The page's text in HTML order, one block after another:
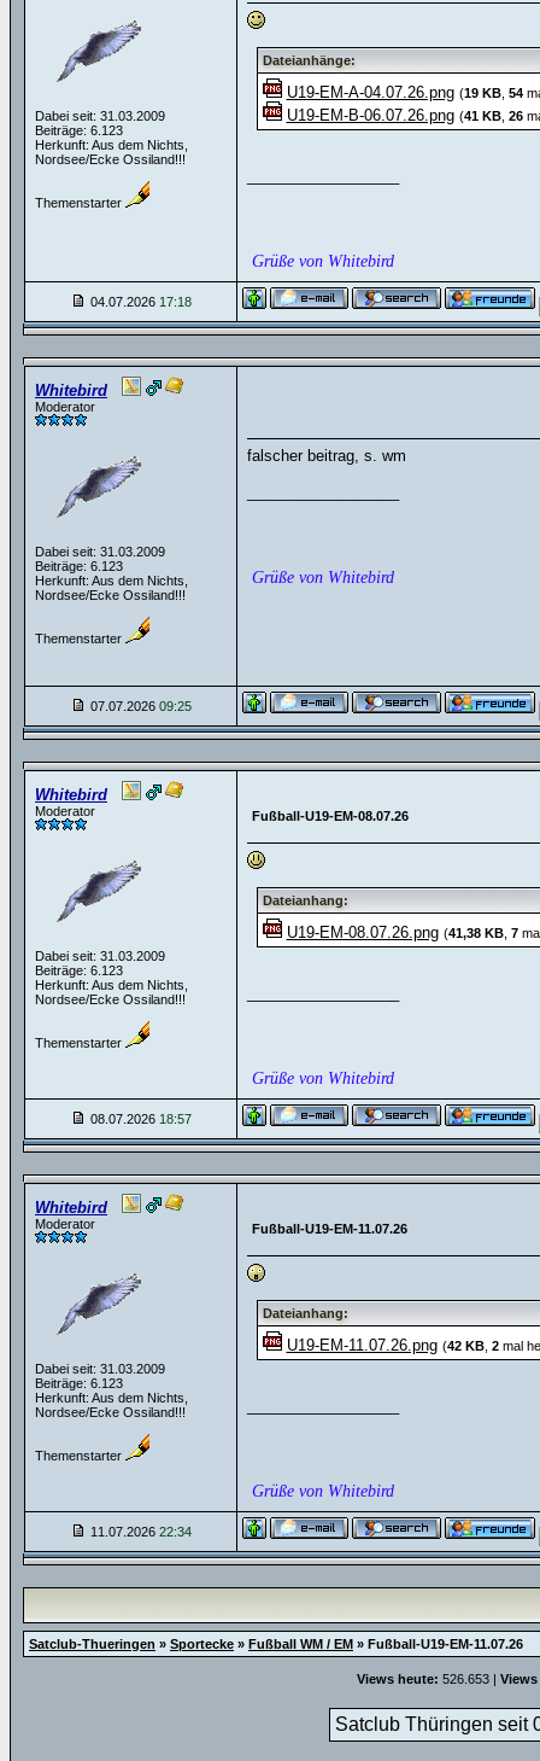
Dabei seit: 31.03.2009
Beiträge: 6.123
Herkunft: Aus dem Nichts,
Nordsee/Ecke Ossiland!!!
Themenstarter
Dateianhänge:
U19-EM-A-04.07.26.png (19 KB, 54
U19-EM-B-06.07.26.png (41 KB, 26
Grüße von Whitebird
04.07.2026 17:18
Whitebird
Moderator
Dabei seit: 31.03.2009
Beiträge: 6.123
Herkunft: Aus dem Nichts,
Nordsee/Ecke Ossiland!!!
Themenstarter
falscher beitrag, s. wm
Grüße von Whitebird
07.07.2026 09:25
Whitebird
Moderator
Dabei seit: 31.03.2009
Beiträge: 6.123
Herkunft: Aus dem Nichts,
Nordsee/Ecke Ossiland!!!
Themenstarter
Fußball-U19-EM-08.07.26
Dateianhang:
U19-EM-08.07.26.png (41,38 KB, 7
Grüße von Whitebird
08.07.2026 18:57
Whitebird
Moderator
Dabei seit: 31.03.2009
Beiträge: 6.123
Herkunft: Aus dem Nichts,
Nordsee/Ecke Ossiland!!!
Themenstarter
Fußball-U19-EM-11.07.26
Dateianhang:
U19-EM-11.07.26.png (42 KB, 2mal
Grüße von Whitebird
11.07.2026 22:34
Satclub-Thueringen » Sportecke » Fußball WM / EM » Fußball-U19-EM-11.07.26
Views heute: 526.653 |
Satclub Thüringen seit